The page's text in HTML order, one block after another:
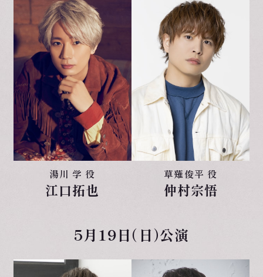
湯川 学 役
江口拓也
草薙俊平 役
仲村宗悟
5月19日（日）公演